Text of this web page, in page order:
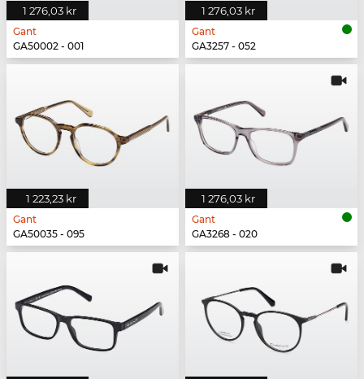
1 276,03 kr
Gant
GA50002 - 001
1 276,03 kr
Gant
GA3257 - 052
1 223,23 kr
Gant
GA50035 - 095
1 276,03 kr
Gant
GA3268 - 020